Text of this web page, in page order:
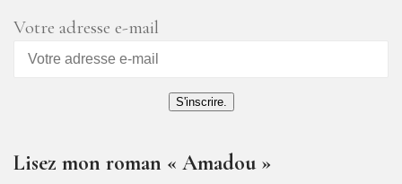
Votre adresse e-mail
S'inscrire.
Lisez mon roman « Amadou »